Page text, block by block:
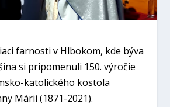
farnosti v Hlbokom, kde býva
si pripomenuli 150. výročie
katolického kostola
Márii (1871-2021).